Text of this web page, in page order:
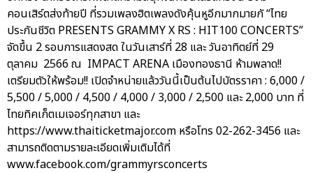
คอนเสิร์ตส่งท้ายปี ที่รวมเพลงฮิตเพลงดังคุ้นหูอีกมากมายกั “ไทย
ประกันชีวิต PRESENTS GRAMMY X RS : HIT100 CONCERTS”
จัดขึ้น 2 รอบการแสดงสด ในวันเสาร์ที่ 28 และ วันอาทิตย์ที่ 29
ตุลาคม 2566 ณ IMPACT ARENA เมืองทองธานี ห้ามพลาด!!
เตรียมตัวให้พร้อม!! เปิดจำหน่ายแล้ววันนี้เป็นต้นไปบัตรราคา : 6,000 /
5,500 / 5,000 / 4,500 / 4,000 / 3,000 / 2,500 และ 2,000 บาท ที่
ไทยทิคเก็ตเมเจอร์ทุกสาขา และ
https://www.thaiticketmajor.com หรือโทร 02-262-3456 และ
สามารถติดตามรายละเอียดเพิ่มเติมได้ที่
www.facebook.com/grammyrsconcerts